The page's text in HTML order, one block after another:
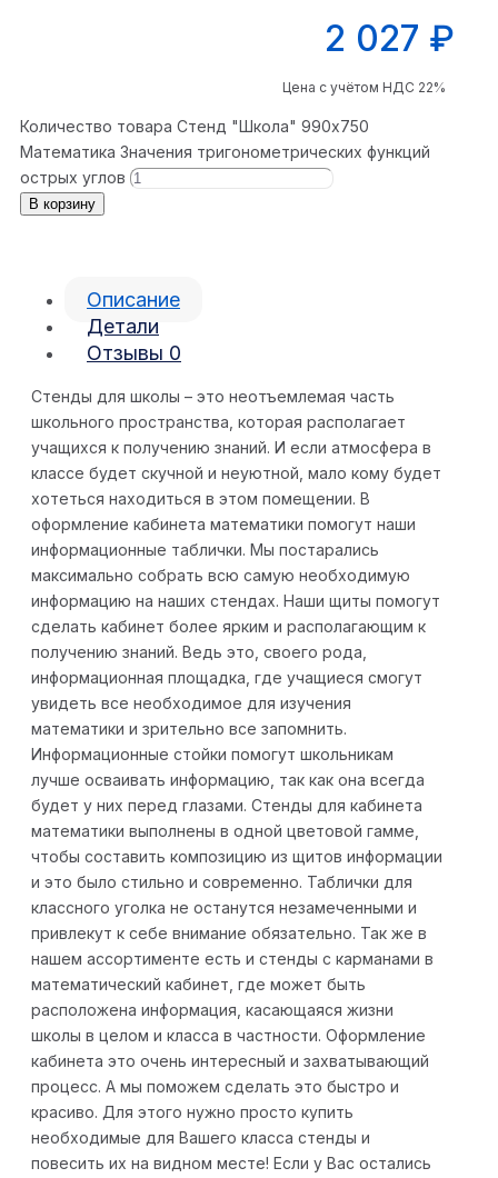
2 027 ₽
Цена с учётом НДС 22%
Количество товара Стенд "Школа" 990x750
Математика Значения тригонометрических функций
острых углов
В корзину
Описание
Детали
Отзывы 0
Стенды для школы – это неотъемлемая часть
школьного пространства, которая располагает
учащихся к получению знаний. И если атмосфера в
классе будет скучной и неуютной, мало кому будет
хотеться находиться в этом помещении. В
оформление кабинета математики помогут наши
информационные таблички. Мы постарались
максимально собрать всю самую необходимую
информацию на наших стендах. Наши щиты помогут
сделать кабинет более ярким и располагающим к
получению знаний. Ведь это, своего рода,
информационная площадка, где учащиеся смогут
увидеть все необходимое для изучения
математики и зрительно все запомнить.
Информационные стойки помогут школьникам
лучше осваивать информацию, так как она всегда
будет у них перед глазами. Стенды для кабинета
математики выполнены в одной цветовой гамме,
чтобы составить композицию из щитов информации
и это было стильно и современно. Таблички для
классного уголка не останутся незамеченными и
привлекут к себе внимание обязательно. Так же в
нашем ассортименте есть и стенды с карманами в
математический кабинет, где может быть
расположена информация, касающаяся жизни
школы в целом и класса в частности. Оформление
кабинета это очень интересный и захватывающий
процесс. А мы поможем сделать это быстро и
красиво. Для этого нужно просто купить
необходимые для Вашего класса стенды и
повесить их на видном месте! Если у Вас остались